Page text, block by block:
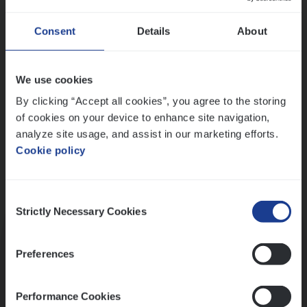
Consent Details About
We use cookies
By clicking “Accept all cookies”, you agree to the storing
of cookies on your device to enhance site navigation,
analyze site usage, and assist in our marketing efforts.
Cookie policy
Selection
Strictly Necessary Cookies
Preferences
Performance Cookies
Ons sollicitatieproces